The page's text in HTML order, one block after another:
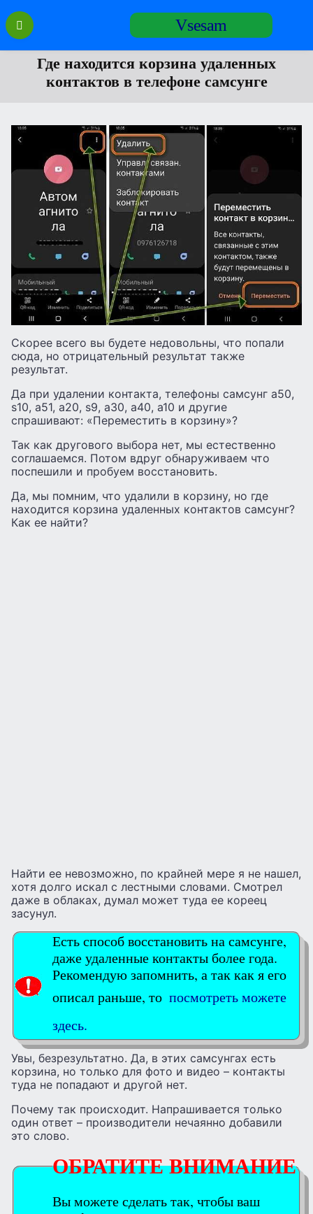
Перейти
содержанию
Vsesam
Где находится корзина удаленных
контактов в телефоне самсунге
Скорее всего вы будете недовольны, что попали
сюда, но отрицательный результат также
результат.
Да при удалении контакта, телефоны самсунг а50,
s10, а51, а20, s9, а30, а40, а10 и другие
спрашивают: «Переместить в корзину»?
Так как другового выбора нет, мы естественно
соглашаемся. Потом вдруг обнаруживаем что
поспешили и пробуем восстановить.
Да, мы помним, что удалили в корзину, но где
находится корзина удаленных контактов самсунг?
Как ее найти?
Найти ее невозможно, по крайней мере я не нашел,
хотя долго искал с лестными словами. Смотрел
даже в облаках, думал может туда ее кореец
засунул.
Есть способ восстановить на самсунге,
даже удаленные контакты более года.
Рекомендую запомнить, а так как я его
описал раньше, то посмотреть можете
здесь.
Увы, безрезультатно. Да, в этих самсунгах есть
корзина, но только для фото и видео – контакты
туда не попадают и другой нет.
Почему так происходит. Напрашивается только
один ответ – производители нечаянно добавили
это слово.
ОБРАТИТЕ ВНИМАНИЕ
Вы можете сделать так, чтобы ваш